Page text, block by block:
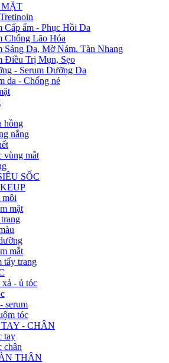
MẶT
Cấp ẩm - Phục Hồi Da
Chống Lão Hóa
Sáng Da, Mờ Nám. Tàn Nhang
Điều Trị Mụn, Sẹo
- Serum Dưỡng Da
da - Chống nẻ
hồng
nắng
vùng mắt
SỐC
môi
mặt
mắt
tẩy trang
- ủ tóc
serum
tóc
- CHÂN
tay
chân
THÂN